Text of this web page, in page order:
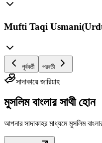
Mufti Taqi
পূর্ববর্তী পরবর্তী
সাদাকায়ে জারিয়াহ
মুসলিম বাংলার সাথী হোন
আপনার সাদাকাহর মাধ্যমে মুসলিম